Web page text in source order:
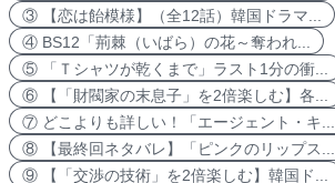
③ 【恋は飴模様】（全12話）韓国ドラマ...
④ BS12「荊棘（いばら）の花～奪われ...
⑤ 「Ｔシャツが乾くまで」ラスト1分の衝...
⑥ 【「財閥家の末息子」を2倍楽しむ】各...
⑦ どこよりも詳しい！「エージェント・キ...
⑧ 【最終回ネタバレ】「ピンクのリップス...
⑨ 【「交渉の技術」を2倍楽しむ】韓国ド...